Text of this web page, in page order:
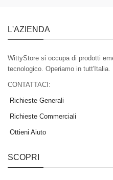
L'AZIENDA
WittyStore si occupa di prodotti
tecnologico. Operiamo in tutt'Italia.
CONTATTACI:
Richieste Generali
Richieste Commerciali
Ottieni Aiuto
SCOPRI